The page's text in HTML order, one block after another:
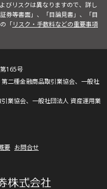
びリスクは異なりますので、詳し
券等書面」、「目論見書」、「目
「リスク・手数料などの重要事項
165号
二種金融商品取引業協会、一般社
業協会、一般社団法人 資産運用業
要 お問合せ